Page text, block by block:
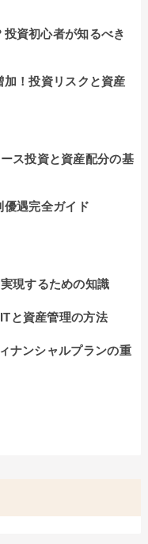
資初心者が知るべき
加！投資リスクと資産
ス投資と資産配分の基
遇完全ガイド
現するための知識
と資産管理の方法
ナンシャルプランの重